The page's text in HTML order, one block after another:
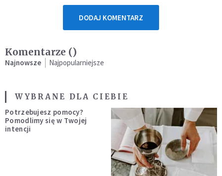
DODAJ KOMENTARZ
Komentarze ()
Najnowsze Najpopularniejsze
WYBRANE DLA CIEBIE
Potrzebujesz pomocy?
Pomodlimy się w Twojej
intencji